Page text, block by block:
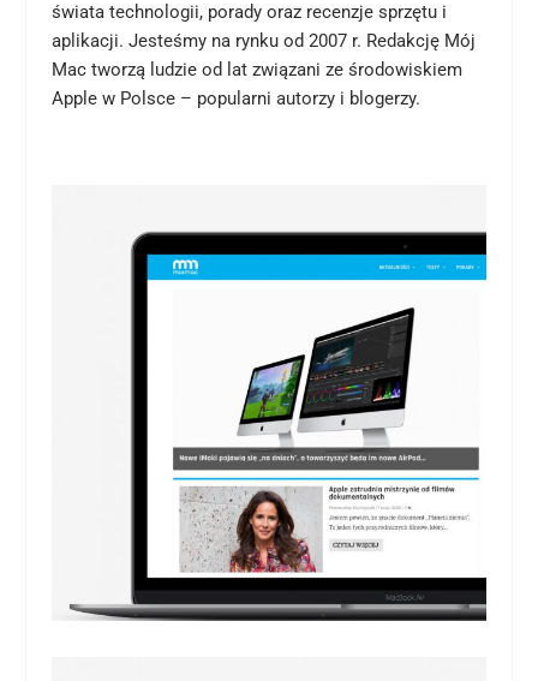
świata technologii, porady oraz recenzje sprzętu i
aplikacji. Jesteśmy na rynku od 2007 r. Redakcję Mój
Mac tworzą ludzie od lat związani ze środowiskiem
Apple w Polsce – popularni autorzy i blogerzy.